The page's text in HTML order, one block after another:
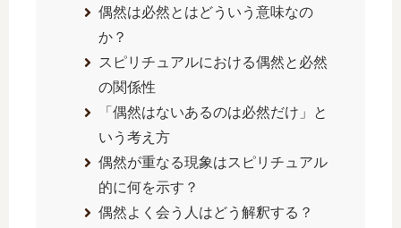
偶然は必然とはどういう意味なの
か？
スピリチュアルにおける偶然と必然
の関係性
「偶然はないあるのは必然だけ」と
いう考え方
偶然が重なる現象はスピリチュアル
的に何を示す？
偶然よく会う人はどう解釈する？